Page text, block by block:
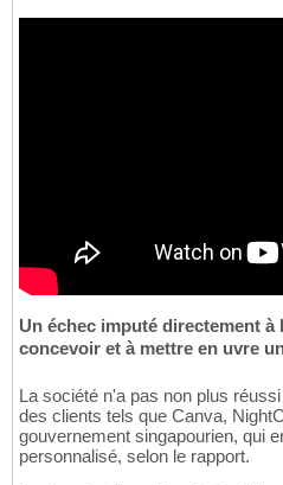
Un échec imputé directement
concevoir et à mettre en uvre
La société n'a pas non plus
des clients tels que Canva,
gouvernement singapourien, qui
personnalisé, selon le rapport.